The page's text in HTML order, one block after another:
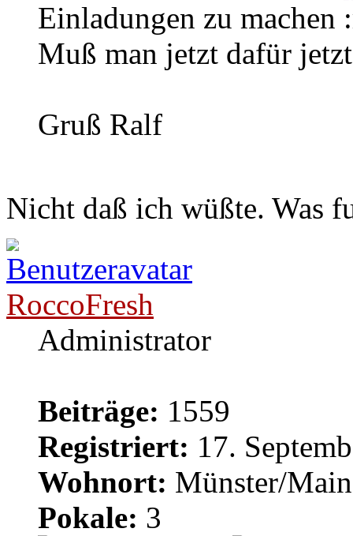
Einladungen zu machen
Muß man jetzt dafür
Gruß Ralf
Nicht daß ich wüßte. Was
RoccoFresh
Administrator
Beiträge: 1559
Registriert: 17.
Wohnort: Münster/
Pokale: 3